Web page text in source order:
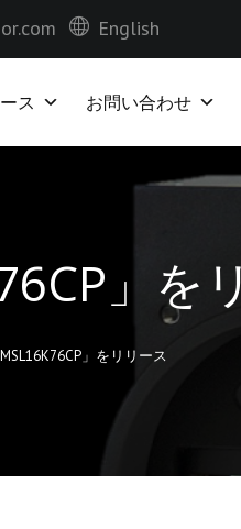
English
ス お問い合わせ
」を
」をリリース